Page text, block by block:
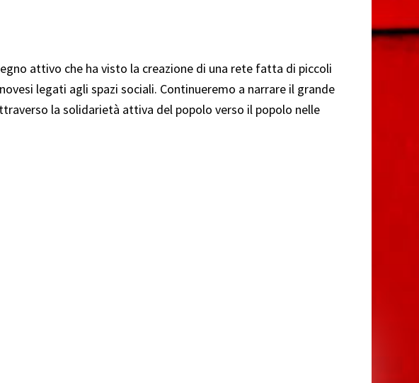
attivo che ha visto la creazione di una rete fatta di piccoli
legati agli spazi sociali. Continueremo a narrare il grande
la solidarietà attiva del popolo verso il popolo nelle